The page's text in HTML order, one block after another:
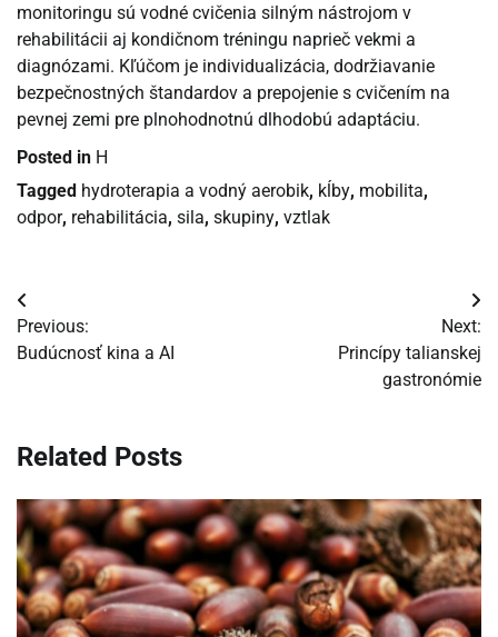
monitoringu sú vodné cvičenia silným nástrojom v
rehabilitácii aj kondičnom tréningu naprieč vekmi a
diagnózami. Kľúčom je individualizácia, dodržiavanie
bezpečnostných štandardov a prepojenie s cvičením na
pevnej zemi pre plnohodnotnú dlhodobú adaptáciu.
Posted in H
Tagged hydroterapia a vodný aerobik, kĺby, mobilita,
odpor, rehabilitácia, sila, skupiny, vztlak
Navigácia
v
Previous:
Budúcnosť kina a AI
Next:
Princípy talianskej
gastronómie
Related Posts